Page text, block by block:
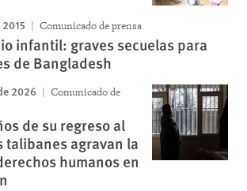
Comunicado de prensa
infantil: graves secuelas para
de Bangladesh
2026
Comunicado de
de su regreso al
talibanes agravan la
humanos en